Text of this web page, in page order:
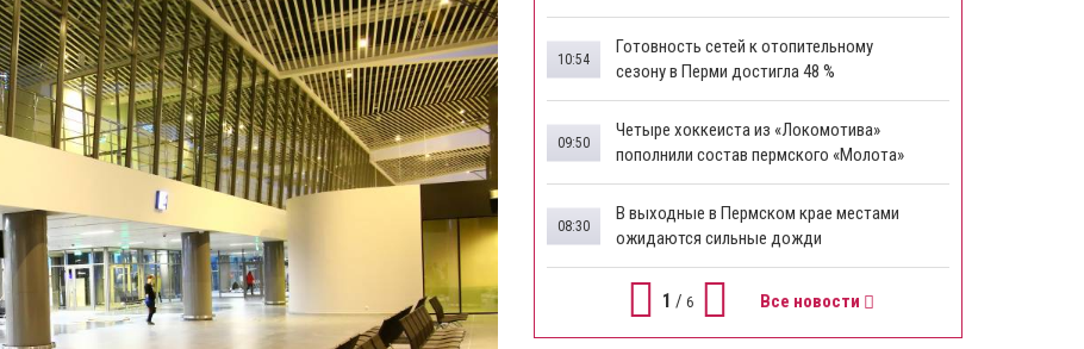
Готовность сетей к отопительному
сезону в Перми достигла 48 %
10:54
Четыре хоккеиста из «Локомотива»
пополнили состав пермского «Молота»
09:50
В выходные в Пермском крае местами
ожидаются сильные дожди
08:30
1 / 6 Все новости